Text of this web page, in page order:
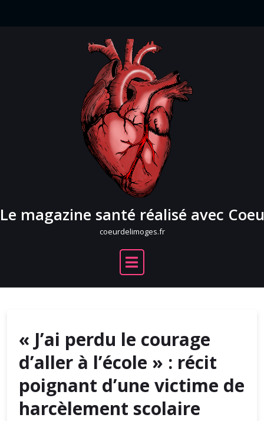
Le magazine santé réalisé avec
coeurdelimoges.fr
Tag récit poignant
« J’ai perdu le courage
d’aller à l’école » : récit
poignant d’une victime de
harcèlement scolaire